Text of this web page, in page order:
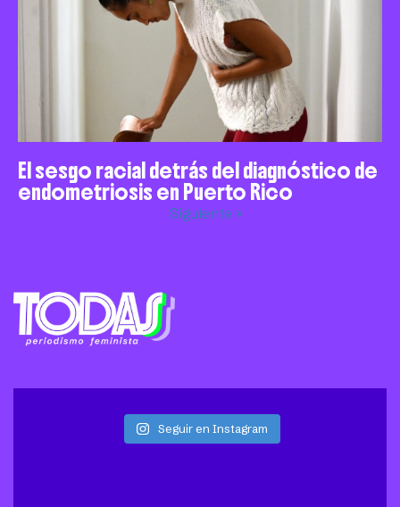
El sesgo racial detrás del diagnóstico de
endometriosis en Puerto Rico
Siguiente »
Seguir en Instagram